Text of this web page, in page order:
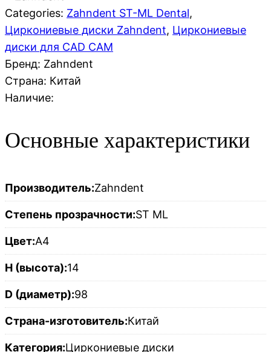
Categories: Zahndent ST-ML Dental,
Циркониевые диски Zahndent, Циркониевые
диски для CAD CAM
Бренд: Zahndent
Страна: Китай
Наличие:
Основные характеристики
Производитель:Zahndent
Степень прозрачности:ST ML
Цвет:A4
H (высота):14
D (диаметр):98
Страна-изготовитель:Китай
Категория:Циркониевые диски